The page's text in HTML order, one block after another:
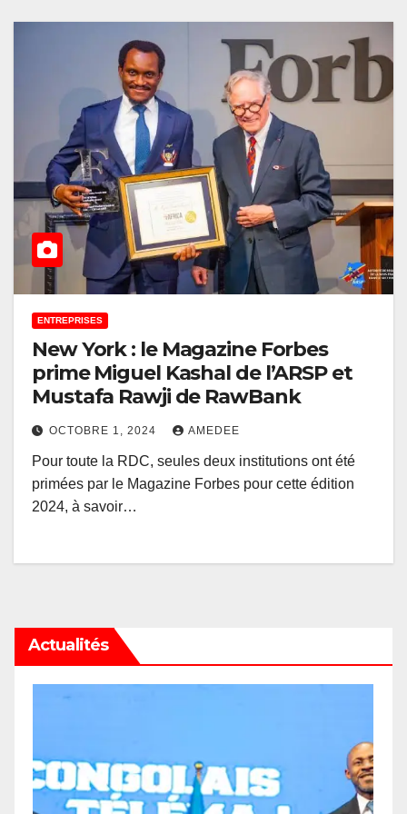
ENTREPRISES
New York : le Magazine Forbes
prime Miguel Kashal de l’ARSP et
Mustafa Rawji de RawBank
OCTOBRE 1, 2024 AMEDEE
Pour toute la RDC, seules deux institutions ont été
primées par le Magazine Forbes pour cette édition
2024, à savoir…
Actualités